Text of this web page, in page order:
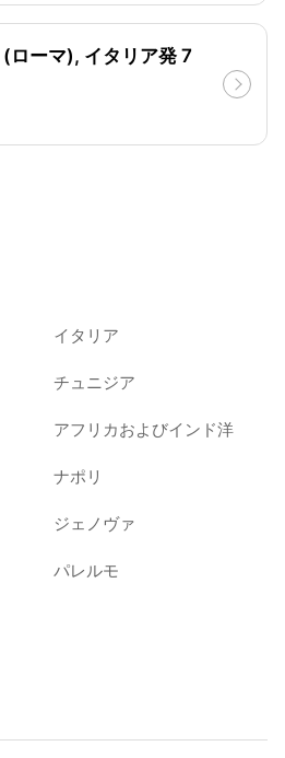
ローマ), イタリア発 7
イタリア
チュニジア
アフリカおよびインド洋
ナポリ
ジェノヴァ
パレルモ